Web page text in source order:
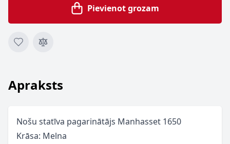
Pievienot grozam
Apraksts
Nošu statīva pagarinātājs Manhasset 1650
Krāsa: Melna